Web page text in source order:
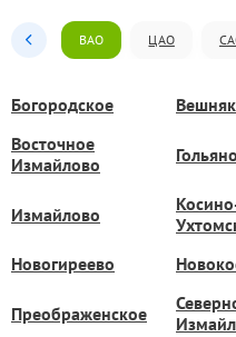
ВАО ЦАО
Богородское
Восточное
Измайлово
Измайлово
Новогиреево
Преображенское